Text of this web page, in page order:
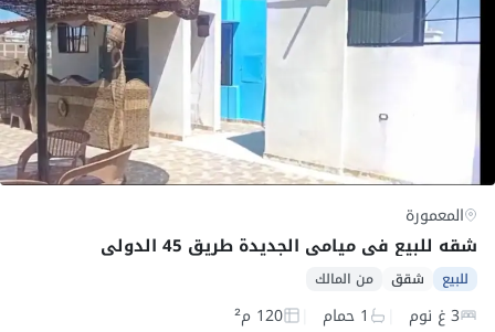
المعمورة
شقه للبيع في ميامي الجديدة طريق 45 الدولي
للبيع شقق من المالك
3 غ نوم 1 حمام 120 م²